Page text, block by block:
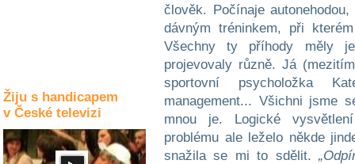
Žiju s handicapem
v České televizi
člověk. Počínaje
dávným tréninkem, při
Všechny ty příhody měly
projevovaly různě. Já
sportovní psycholožka
management... Všichni
mnou je. Logické
problému ale leželo někde
snažila se mi to sdělit.